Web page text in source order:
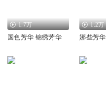
1.7万
国色芳华 锦绣芳华
1.2万
娜些芳华